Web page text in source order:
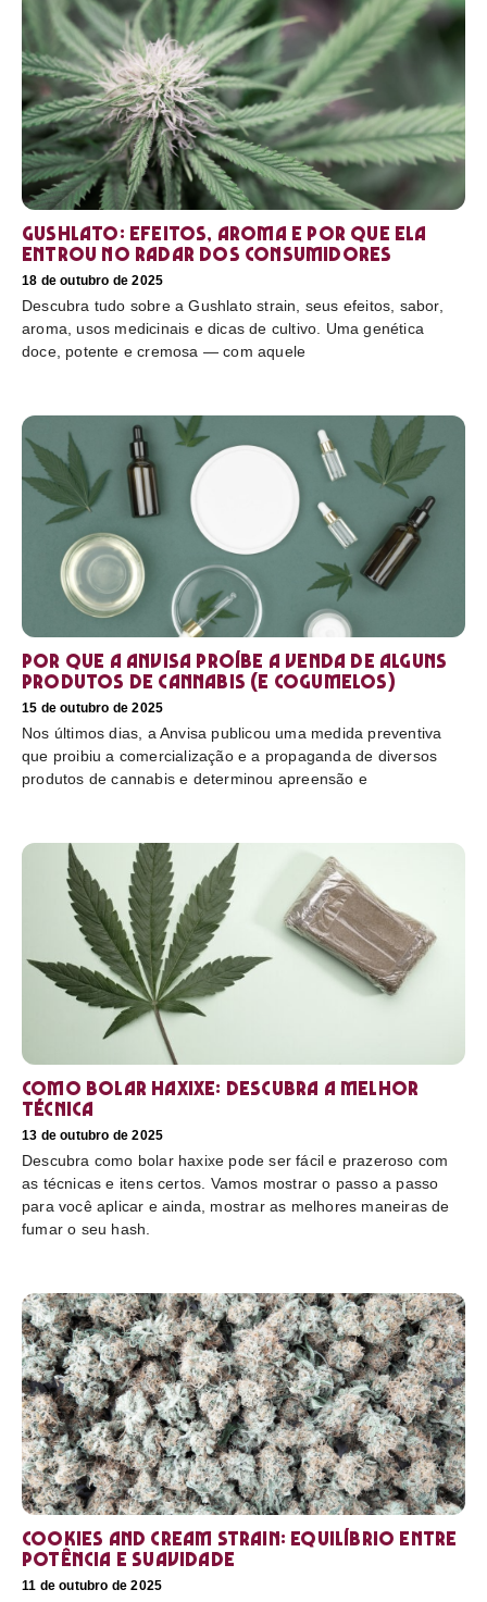
Gushlato: efeitos, aroma e por que ela
entrou no radar dos consumidores
18 de outubro de 2025
Descubra tudo sobre a Gushlato strain, seus efeitos, sabor,
aroma, usos medicinais e dicas de cultivo. Uma genética
doce, potente e cremosa — com aquele
Por que a Anvisa proíbe a venda de alguns
produtos de cannabis (e cogumelos)
15 de outubro de 2025
Nos últimos dias, a Anvisa publicou uma medida preventiva
que proibiu a comercialização e a propaganda de diversos
produtos de cannabis e determinou apreensão e
Como bolar haxixe: Descubra a melhor
técnica
13 de outubro de 2025
Descubra como bolar haxixe pode ser fácil e prazeroso com
as técnicas e itens certos. Vamos mostrar o passo a passo
para você aplicar e ainda, mostrar as melhores maneiras de
fumar o seu hash.
Cookies and Cream Strain: equilíbrio entre
potência e suavidade
11 de outubro de 2025